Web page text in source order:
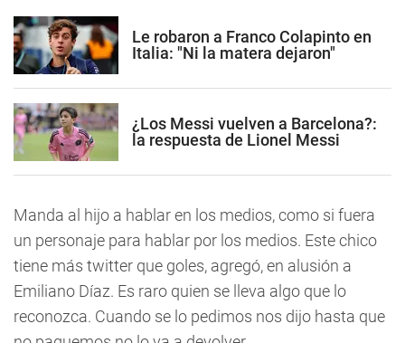
Le robaron a Franco Colapinto en
Italia: "Ni la matera dejaron"
¿Los Messi vuelven a Barcelona?:
la respuesta de Lionel Messi
Manda al hijo a hablar en los medios, como si fuera
un personaje para hablar por los medios. Este chico
tiene más twitter que goles, agregó, en alusión a
Emiliano Díaz. Es raro quien se lleva algo que lo
reconozca. Cuando se lo pedimos nos dijo hasta que